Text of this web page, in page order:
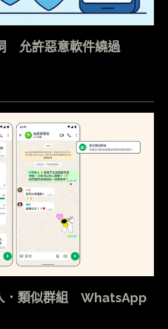
允許惡意軟件繞過
．類似群組 WhatsApp